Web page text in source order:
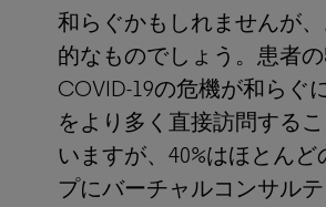
和らぐかもしれませんが
的なものでしょう。患者の
COVID-19の危機が和らぐ
をより多く直接訪問する
いますが、40%はほとんど
プにバーチャルコンサル